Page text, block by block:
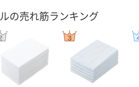
の売れ筋ランキング